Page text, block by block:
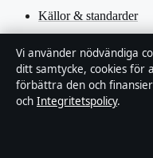
Källor & standarder
Redaktionell policy
Rättelsepolicy
Vi använder nödvändiga
ditt samtycke, cookies för
förbättra den och
och Integritetspolicy.